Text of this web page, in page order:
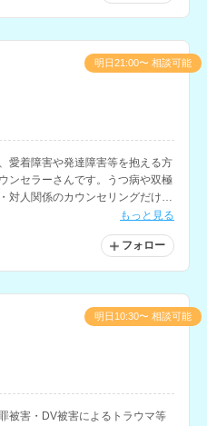
愛着障害や発達障害等を抱える方
ンセラーさんです。うつ病や双極
対人関係のカウンセリングだけで
験をお持ちで、不登校や引きこも
もっと見る
フォロー
明日21:00〜 相談可能
被害・DV被害によるトラウマ等
明日10:30〜 相談可能